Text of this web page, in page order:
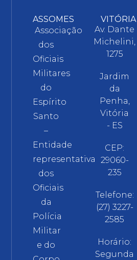
ASSOMES
Associação
dos
Oficiais
Militares
do
Espírito
Santo
–
Entidade
representativa
dos
Oficiais
da
Polícia
Militar
e do
VITÓRIA
Av. Dante
Michelini,
1275
Jardim
da
Penha,
Vitória
- ES
CEP:
29060-
235
Telefone:
(27) 3227-
2585
Horário:
Segunda